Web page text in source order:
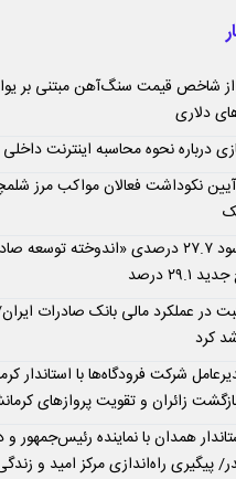
از شاخص قیمت سنگ‌آهن مبتنی بر
دلاری
درباره نحوه محاسبه اینترنت داخلی
آیین نکوداشت فعالان مواکب مرز
آخرین سود ۲۷.۷ درصدی «اندوخته
درصد
کرد
شرکت فرودگاه‌ها با استاندار
زائران و تقویت پروازهای
همدان با نماینده رئیس‌جمهور و
پیگیری راه‌اندازی مرکز امید و